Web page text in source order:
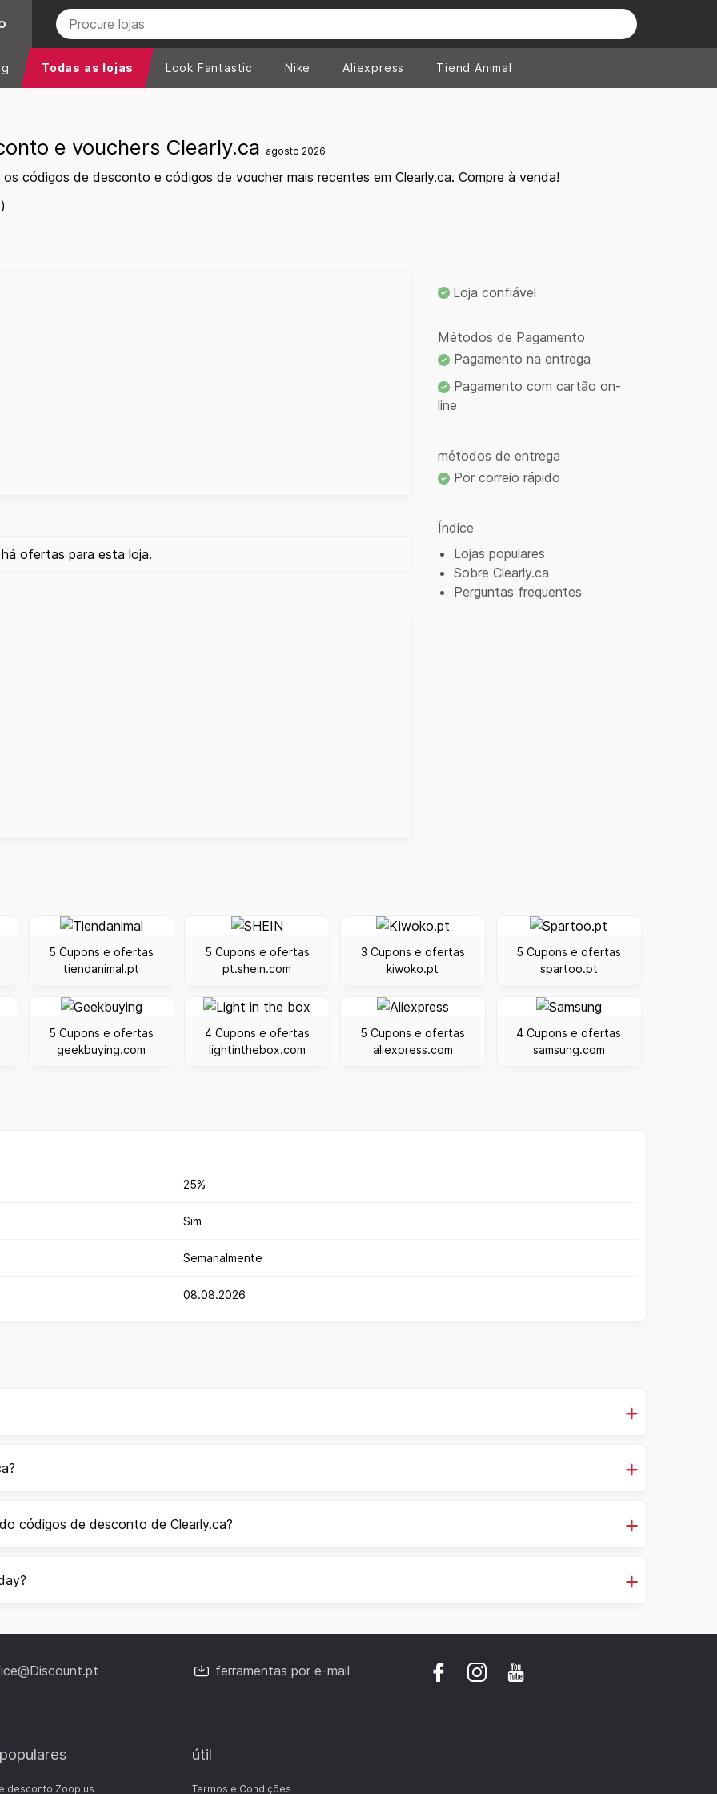
Todas as lojas Look Fantastic Nike Aliexpress Tiend Animal
e vouchers Clearly.ca agosto 2026
códigos de desconto e códigos de voucher mais recentes em Clearly.ca. Compre à venda!
ofertas para esta loja.
Loja confiável
Métodos de Pagamento
Pagamento na entrega
Pagamento com cartão on-
line
métodos de entrega
Por correio rápido
Índice
Lojas populares
Sobre Clearly.ca
Perguntas frequentes
5 Cupons e ofertas
tiendanimal.pt
5 Cupons e ofertas
pt.shein.com
3 Cupons e ofertas
kiwoko.pt
5 Cupons e ofertas
spartoo.pt
5 Cupons e ofertas
geekbuying.com
4 Cupons e ofertas
lightinthebox.com
5 Cupons e ofertas
aliexpress.com
4 Cupons e ofertas
samsung.com
25%
Sim
Semanalmente
08.08.2026
códigos de desconto de Clearly.ca?
ferramentas por e-mail
desconto Zooplus
útil
Termos e Condições